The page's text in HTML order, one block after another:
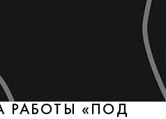
РАБОТЫ «ПОД